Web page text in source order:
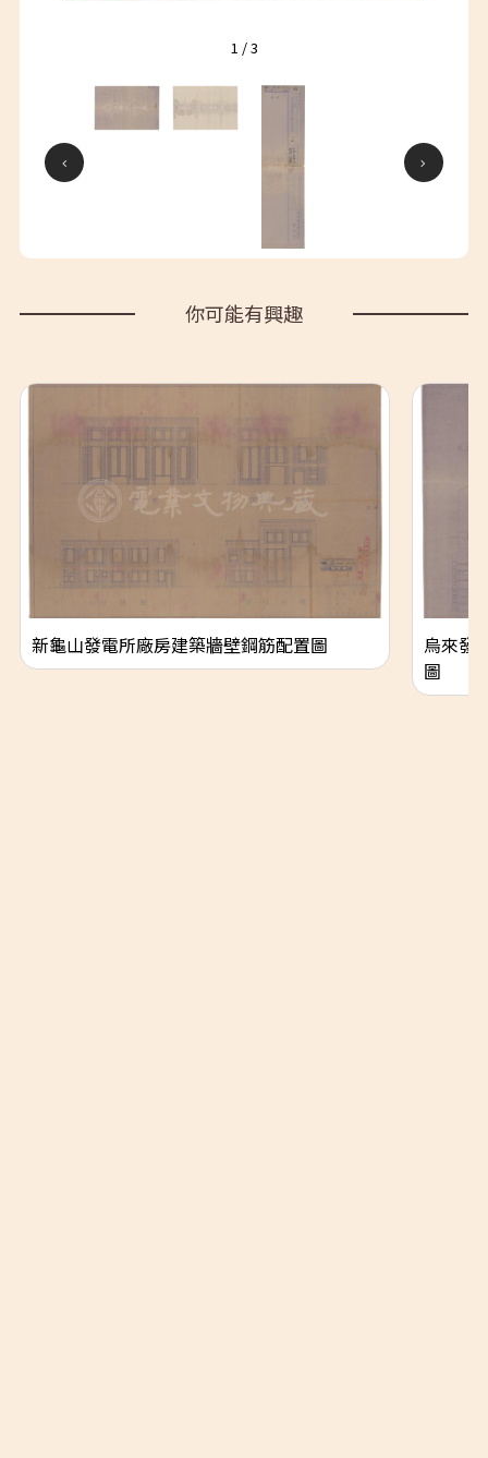
1 /3
你可能有興趣
新龜山發電所廠房建築牆壁鋼筋配置圖
烏來發
圖